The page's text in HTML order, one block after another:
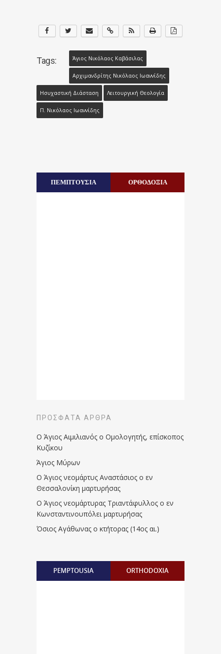
Tags: Άγιος Νικόλαος Καβάσιλας
Αρχιμανδρίτης Νικόλαος Ιωαννίδης
Ησυχαστική Διάσταση Λειτουργική Θεολογία
Π. Νικόλαος Ιωαννίδης
ΠΕΜΠΤΟΥΣΙΑ ΟΡΘΟΔΟΞΙΑ
ΠΡΌΣΦΑΤΑ ΆΡΘΡΑ
Ο Άγιος Αιμιλιανός ο Ομολογητής, επίσκοπος
Κυζίκου
Άγιος Μύρων
Ο Άγιος νεομάρτυς Αναστάσιος ο εν
Θεσσαλονίκη μαρτυρήσας
Ο Άγιος νεομάρτυρας Τριαντάφυλλος ο εν
Κωνσταντινουπόλει μαρτυρήσας
Όσιος Αγάθωνας ο κτήτορας (14ος αι.)
PEMPTOUSIA ORTHODOXIA